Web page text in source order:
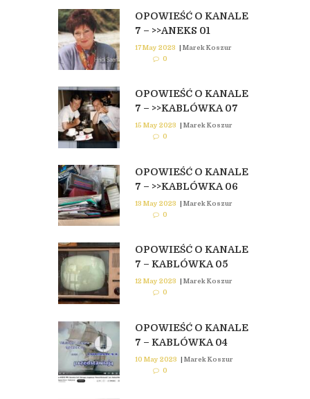
OPOWIEŚĆ O KANALE
7 – >>ANEKS 01
17 May 2023 | Marek Koszur
0
OPOWIEŚĆ O KANALE
7 – >>KABLÓWKA 07
15 May 2023 | Marek Koszur
0
OPOWIEŚĆ O KANALE
7 – >>KABLÓWKA 06
13 May 2023 | Marek Koszur
0
OPOWIEŚĆ O KANALE
7 – KABLÓWKA 05
12 May 2023
Marek Koszur
0
OPOWIEŚĆ O KANALE
7 – KABLÓWKA 04
10 May 2023 | Marek Koszur
0